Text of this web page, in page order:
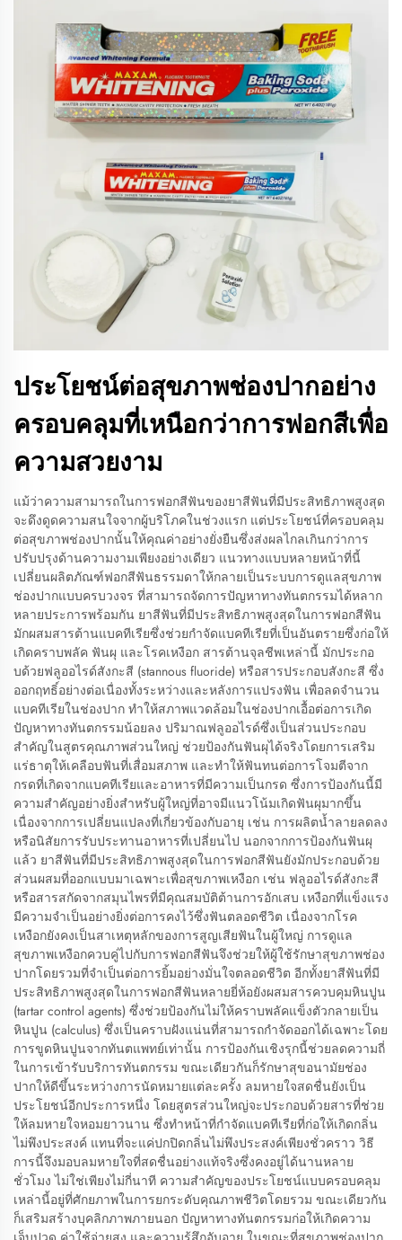
ประโยชน์ต่อสุขภาพช่องปากอย่าง
ครอบคลุมที่เหนือกว่าการฟอกสีเพื่อ
ความสวยงาม
แม้ว่าความสามารถในการฟอกสีฟันของยาสีฟันที่มีประสิทธิภาพสูงสุด
จะดึงดูดความสนใจจากผู้บริโภคในช่วงแรก แต่ประโยชน์ที่ครอบคลุม
ต่อสุขภาพช่องปากนั้นให้คุณค่าอย่างยั่งยืนซึ่งส่งผลไกลเกินกว่าการ
ปรับปรุงด้านความงามเพียงอย่างเดียว แนวทางแบบหลายหน้าที่นี้
เปลี่ยนผลิตภัณฑ์ฟอกสีฟันธรรมดาให้กลายเป็นระบบการดูแลสุขภาพ
ช่องปากแบบครบวงจร ที่สามารถจัดการปัญหาทางทันตกรรมได้หลาก
หลายประการพร้อมกัน ยาสีฟันที่มีประสิทธิภาพสูงสุดในการฟอกสีฟัน
มักผสมสารต้านแบคทีเรียซึ่งช่วยกำจัดแบคทีเรียที่เป็นอันตรายซึ่งก่อให้
เกิดคราบพลัค ฟันผุ และโรคเหงือก สารต้านจุลชีพเหล่านี้ มักประกอ
บด้วยฟลูออไรด์สังกะสี (stannous fluoride) หรือสารประกอบสังกะสี ซึ่ง
ออกฤทธิ์อย่างต่อเนื่องทั้งระหว่างและหลังการแปรงฟัน เพื่อลดจำนวน
แบคทีเรียในช่องปาก ทำให้สภาพแวดล้อมในช่องปากเอื้อต่อการเกิด
ปัญหาทางทันตกรรมน้อยลง ปริมาณฟลูออไรด์ซึ่งเป็นส่วนประกอบ
สำคัญในสูตรคุณภาพส่วนใหญ่ ช่วยป้องกันฟันผุได้จริงโดยการเสริม
แร่ธาตุให้เคลือบฟันที่เสื่อมสภาพ และทำให้ฟันทนต่อการโจมตีจาก
กรดที่เกิดจากแบคทีเรียและอาหารที่มีความเป็นกรด ซึ่งการป้องกันนี้มี
ความสำคัญอย่างยิ่งสำหรับผู้ใหญ่ที่อาจมีแนวโน้มเกิดฟันผุมากขึ้น
เนื่องจากการเปลี่ยนแปลงที่เกี่ยวข้องกับอายุ เช่น การผลิตน้ำลายลดลง
หรือนิสัยการรับประทานอาหารที่เปลี่ยนไป นอกจากการป้องกันฟันผุ
แล้ว ยาสีฟันที่มีประสิทธิภาพสูงสุดในการฟอกสีฟันยังมักประกอบด้วย
ส่วนผสมที่ออกแบบมาเฉพาะเพื่อสุขภาพเหงือก เช่น ฟลูออไรด์สังกะสี
หรือสารสกัดจากสมุนไพรที่มีคุณสมบัติต้านการอักเสบ เหงือกที่แข็งแรง
มีความจำเป็นอย่างยิ่งต่อการคงไว้ซึ่งฟันตลอดชีวิต เนื่องจากโรค
เหงือกยังคงเป็นสาเหตุหลักของการสูญเสียฟันในผู้ใหญ่ การดูแล
สุขภาพเหงือกควบคู่ไปกับการฟอกสีฟันจึงช่วยให้ผู้ใช้รักษาสุขภาพช่อง
ปากโดยรวมที่จำเป็นต่อการยิ้มอย่างมั่นใจตลอดชีวิต อีกทั้งยาสีฟันที่มี
ประสิทธิภาพสูงสุดในการฟอกสีฟันหลายยี่ห้อยังผสมสารควบคุมหินปูน
(tartar control agents) ซึ่งช่วยป้องกันไม่ให้คราบพลัคแข็งตัวกลายเป็น
หินปูน (calculus) ซึ่งเป็นคราบฝังแน่นที่สามารถกำจัดออกได้เฉพาะโดย
การขูดหินปูนจากทันตแพทย์เท่านั้น การป้องกันเชิงรุกนี้ช่วยลดความถี่
ในการเข้ารับบริการทันตกรรม ขณะเดียวกันก็รักษาสุขอนามัยช่อง
ปากให้ดีขึ้นระหว่างการนัดหมายแต่ละครั้ง ลมหายใจสดชื่นยังเป็น
ประโยชน์อีกประการหนึ่ง โดยสูตรส่วนใหญ่จะประกอบด้วยสารที่ช่วย
ให้ลมหายใจหอมยาวนาน ซึ่งทำหน้าที่กำจัดแบคทีเรียที่ก่อให้เกิดกลิ่น
ไม่พึงประสงค์ แทนที่จะแค่ปกปิดกลิ่นไม่พึงประสงค์เพียงชั่วคราว วิธี
การนี้จึงมอบลมหายใจที่สดชื่นอย่างแท้จริงซึ่งคงอยู่ได้นานหลาย
ชั่วโมง ไม่ใช่เพียงไม่กี่นาที ความสำคัญของประโยชน์แบบครอบคลุม
เหล่านี้อยู่ที่ศักยภาพในการยกระดับคุณภาพชีวิตโดยรวม ขณะเดียวกัน
ก็เสริมสร้างบุคลิกภาพภายนอก ปัญหาทางทันตกรรมก่อให้เกิดความ